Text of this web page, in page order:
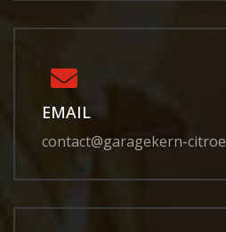
EMAIL
contact@garagekern-